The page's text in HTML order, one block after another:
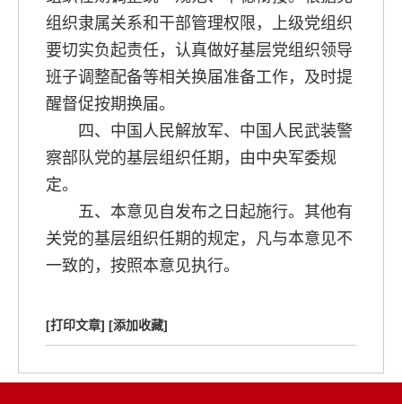
组织隶属关系和干部管理权限，上级党组织
要切实负起责任，认真做好基层党组织领导
班子调整配备等相关换届准备工作，及时提
醒督促按期换届。
四、中国人民解放军、中国人民武装警
察部队党的基层组织任期，由中央军委规
定。
五、本意见自发布之日起施行。其他有
关党的基层组织任期的规定，凡与本意见不
一致的，按照本意见执行。
[打印文章] [添加收藏]